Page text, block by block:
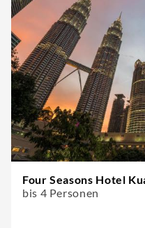
Four Seasons Hotel
bis 4 Personen